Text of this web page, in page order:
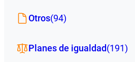
Otros(94)
Planes de igualdad(191)